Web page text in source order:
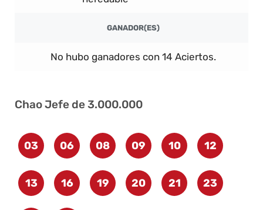
GANADOR(ES)
No hubo ganadores con 14 Aciertos.
Chao Jefe de 3.000.000
03 06 08 09 10 12
13 16 19 20 21 23